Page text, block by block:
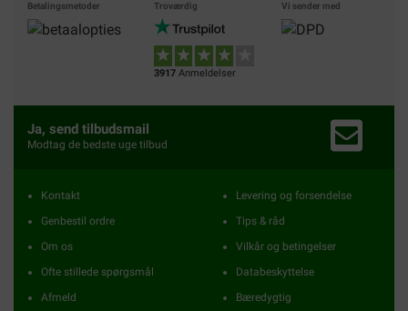
Betalingsmetoder Troværdig
3917 Anmeldelser
Vi sender med
Ja, send tilbudsmail
Modtag de bedste uge tilbud
Kontakt
Genbestil ordre
Om os
Ofte stillede spørgsmål
Afmeld
Levering og forsendelse
Tips & råd
Vilkår og betingelser
Databeskyttelse
Bæredygtig